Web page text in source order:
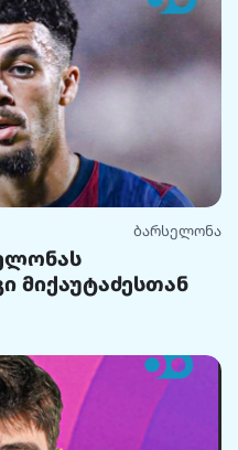
ბარსელონა
მიქაუტაძესთან